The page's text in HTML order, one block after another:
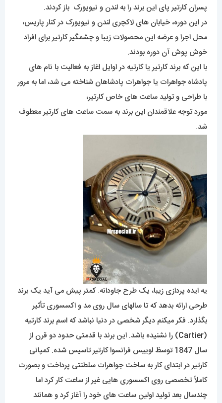
پسران کارتیر پای این برند را به لندن و نیویورک باز کردند.
در این دوره، خیابان های لاکچری لندن و نیویورک در کنار پاریس،
محل اجرا و عرضه این محصولات زیبا و چشمگیر کارتیر برای افراد
خوش پوش آن دوره بودند.
با این که برند کارتیر یا کارتیه در اوایل اغاز به فعالیت با نام های
پادشاه جواهرات یا جواهرات پادشاهان شناخته می شد، اما به مرور
با طراحی و تولید ساعت های خاص کارتیر،
مورد توجه علاقمندان این برند به سمت ساعت های کارتیر معطوف
شد.
یه ایده پردازی زیبا، یک طرح جاودانه. کمتر پیش می آید یک برند
طرحی ارائه بدهد که تا سالهای سال روی مد و اکسسوری تأثیر
بگذارد. فکر میکنم دیگر شخصی در دنیا نباشد که اسم برند کارتیه
(
Cartier) را نشنیده باشد. این برند با قدمتی حدود دو قرن از
سال 1847 توسظ لوییس فرانسوا کارتیر تاسیس شده. کمپانی
کارتیر در ابتدای کار به ساخت جواهرات سلطنتی پرداخت و بصورت
کاملاً تخصصی روی اکسسوری هایی غیر از ساعت کار کرد اما
چندسال بعد تولید اولین ساعت های خود را آغاز کرد و همانند